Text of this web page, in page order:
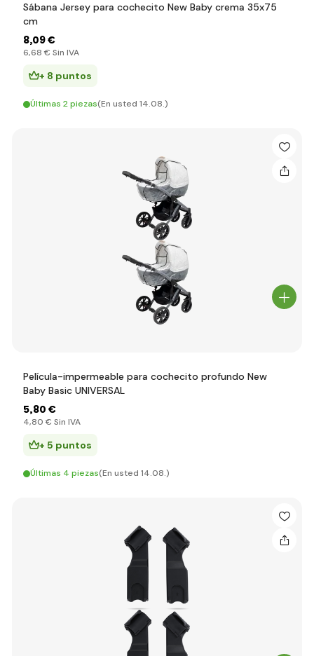
Sábana Jersey para cochecito New Baby crema 35x75
cm
8,09 €
6,68 € Sin IVA
+ 8 puntos
Últimas 2 piezas(En usted 14.08.)
Película-impermeable para cochecito profundo New
Baby Basic UNIVERSAL
5,80 €
4,80 € Sin IVA
+ 5 puntos
Últimas 4 piezas(En usted 14.08.)